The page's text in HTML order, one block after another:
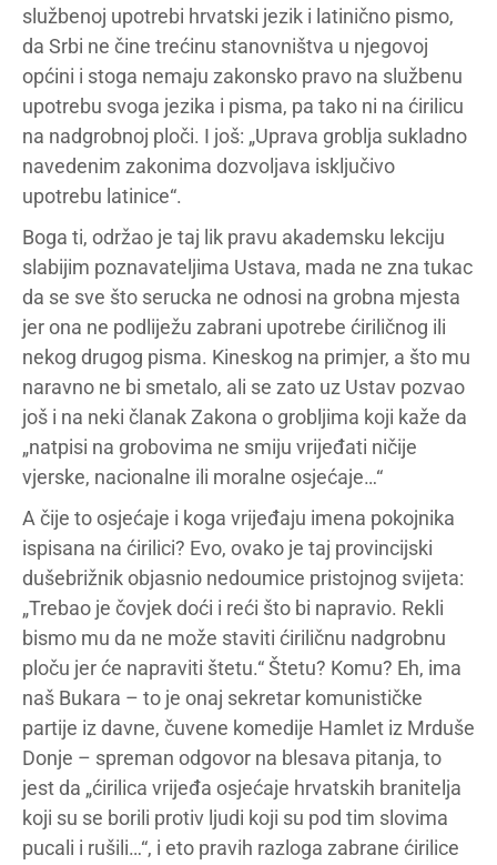
službenoj upotrebi hrvatski jezik i latinično pismo,
da Srbi ne čine trećinu stanovništva u njegovoj
općini i stoga nemaju zakonsko pravo na službenu
upotrebu svoga jezika i pisma, pa tako ni na ćirilicu
na nadgrobnoj ploči. I još: „Uprava groblja sukladno
navedenim zakonima dozvoljava isključivo
upotrebu latinice“.
Boga ti, održao je taj lik pravu akademsku lekciju
slabijim poznavateljima Ustava, mada ne zna tukac
da se sve što serucka ne odnosi na grobna mjesta
jer ona ne podliježu zabrani upotrebe ćiriličnog ili
nekog drugog pisma. Kineskog na primjer, a što mu
naravno ne bi smetalo, ali se zato uz Ustav pozvao
još i na neki članak Zakona o grobljima koji kaže da
„natpisi na grobovima ne smiju vrijeđati ničije
vjerske, nacionalne ili moralne osjećaje…“
A čije to osjećaje i koga vrijeđaju imena pokojnika
ispisana na ćirilici? Evo, ovako je taj provincijski
dušebrižnik objasnio nedoumice pristojnog svijeta:
„Trebao je čovjek doći i reći što bi napravio. Rekli
bismo mu da ne može staviti ćiriličnu nadgrobnu
ploču jer će napraviti štetu.“ Štetu? Komu? Eh, ima
naš Bukara – to je onaj sekretar komunističke
partije iz davne, čuvene komedije Hamlet iz Mrduše
Donje – spreman odgovor na blesava pitanja, to
jest da „ćirilica vrijeđa osjećaje hrvatskih branitelja
koji su se borili protiv ljudi koji su pod tim slovima
pucali i rušili…“, i eto pravih razloga zabrane ćirilice